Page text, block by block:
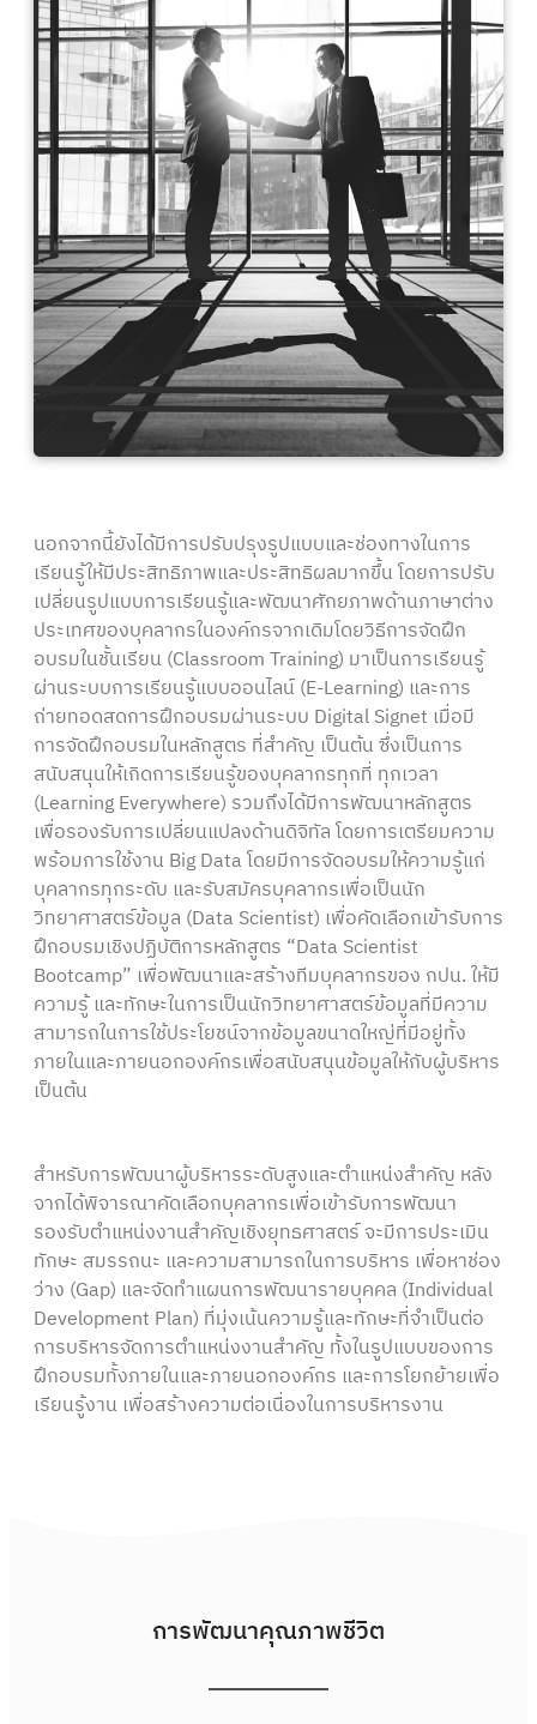
นอกจากนี้ยังได้มีการปรับปรุงรูปแบบและช่องทางในการ
เรียนรู้ให้มีประสิทธิภาพและประสิทธิผลมากขึ้น โดยการปรับ
เปลี่ยนรูปแบบการเรียนรู้และพัฒนาศักยภาพด้านภาษาต่าง
ประเทศของบุคลากรในองค์กรจากเดิมโดยวิธีการจัดฝึก
อบรมในชั้นเรียน (Classroom Training) มาเป็นการเรียนรู้
ผ่านระบบการเรียนรู้แบบออนไลน์ (E-Learning) และการ
ถ่ายทอดสดการฝึกอบรมผ่านระบบ Digital Signet เมื่อมี
การจัดฝึกอบรมในหลักสูตร ที่สำคัญ เป็นต้น ซึ่งเป็นการ
สนับสนุนให้เกิดการเรียนรู้ของบุคลากรทุกที่ ทุกเวลา
(Learning Everywhere) รวมถึงได้มีการพัฒนาหลักสูตร
เพื่อรองรับการเปลี่ยนแปลงด้านดิจิทัล โดยการเตรียมความ
พร้อมการใช้งาน Big Data โดยมีการจัดอบรมให้ความรู้แก่
บุคลากรทุกระดับ และรับสมัครบุคลากรเพื่อเป็นนัก
วิทยาศาสตร์ข้อมูล (Data Scientist) เพื่อคัดเลือกเข้ารับการ
ฝึกอบรมเชิงปฏิบัติการหลักสูตร “Data Scientist
Bootcamp” เพื่อพัฒนาและสร้างทีมบุคลากรของ กปน. ให้มี
ความรู้ และทักษะในการเป็นนักวิทยาศาสตร์ข้อมูลที่มีความ
สามารถในการใช้ประโยชน์จากข้อมูลขนาดใหญ่ที่มีอยู่ทั้ง
ภายในและภายนอกองค์กรเพื่อสนับสนุนข้อมูลให้กับผู้บริหาร
เป็นต้น
สำหรับการพัฒนาผู้บริหารระดับสูงและตำแหน่งสำคัญ หลัง
จากได้พิจารณาคัดเลือกบุคลากรเพื่อเข้ารับการพัฒนา
รองรับตำแหน่งงานสำคัญเชิงยุทธศาสตร์ จะมีการประเมิน
ทักษะ สมรรถนะ และความสามารถในการบริหาร เพื่อหาช่อง
ว่าง (Gap) และจัดทำแผนการพัฒนารายบุคคล (Individual
Development Plan) ที่มุ่งเน้นความรู้และทักษะที่จำเป็นต่อ
การบริหารจัดการตำแหน่งงานสำคัญ ทั้งในรูปแบบของการ
ฝึกอบรมทั้งภายในและภายนอกองค์กร และการโยกย้ายเพื่อ
เรียนรู้งาน เพื่อสร้างความต่อเนื่องในการบริหารงาน
การพัฒนาคุณภาพชีวิต